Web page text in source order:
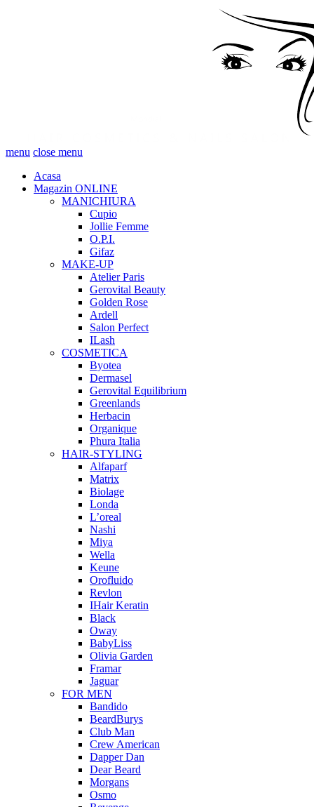
menu close menu
Acasa
Magazin ONLINE
MANICHIURA
Cupio
Jollie Femme
O.P.I.
Gifaz
MAKE-UP
Atelier Paris
Gerovital Beauty
Golden Rose
Ardell
Salon Perfect
ILash
COSMETICA
Byotea
Dermasel
Gerovital Equilibrium
Greenlands
Herbacin
Organique
Phura Italia
HAIR-STYLING
Alfaparf
Matrix
Biolage
Londa
L’oreal
Nashi
Miya
Wella
Keune
Orofluido
Revlon
IHair Keratin
Black
Oway
BabyLiss
Olivia Garden
Framar
Jaguar
FOR MEN
Bandido
BeardBurys
Club Man
Crew American
Dapper Dan
Dear Beard
Morgans
Osmo